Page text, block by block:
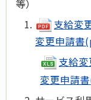
等）
支給変
変更申請書
支給
変更申請